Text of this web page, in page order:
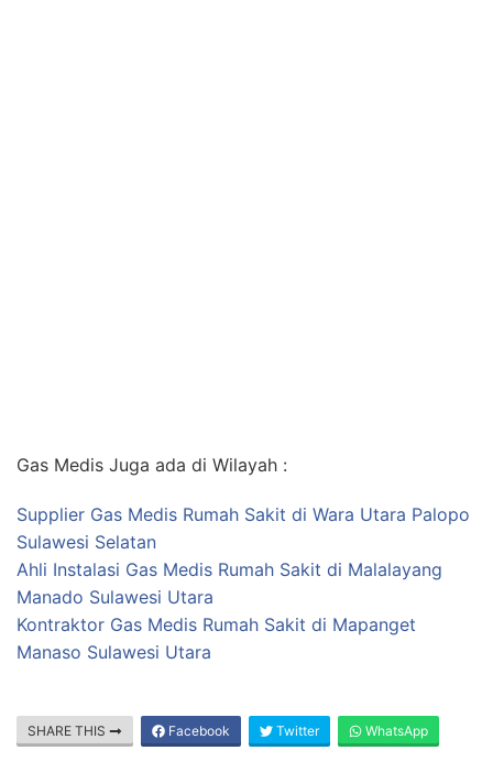
Gas Medis Juga ada di Wilayah :
Supplier Gas Medis Rumah Sakit di Wara Utara Palopo
Sulawesi Selatan
Ahli Instalasi Gas Medis Rumah Sakit di Malalayang
Manado Sulawesi Utara
Kontraktor Gas Medis Rumah Sakit di Mapanget
Manaso Sulawesi Utara
SHARE THIS Facebook Twitter WhatsApp